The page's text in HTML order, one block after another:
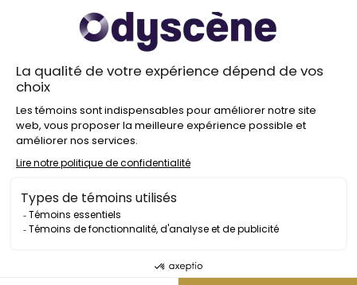
Stationnements
proximité de
nos salles
Politique de
d’auteur
2026